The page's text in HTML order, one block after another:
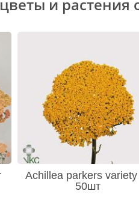
и растения
Achillea parkers variety
50шт